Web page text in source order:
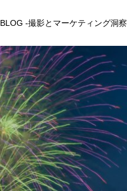
BLOG -撮影とマーケティング洞察